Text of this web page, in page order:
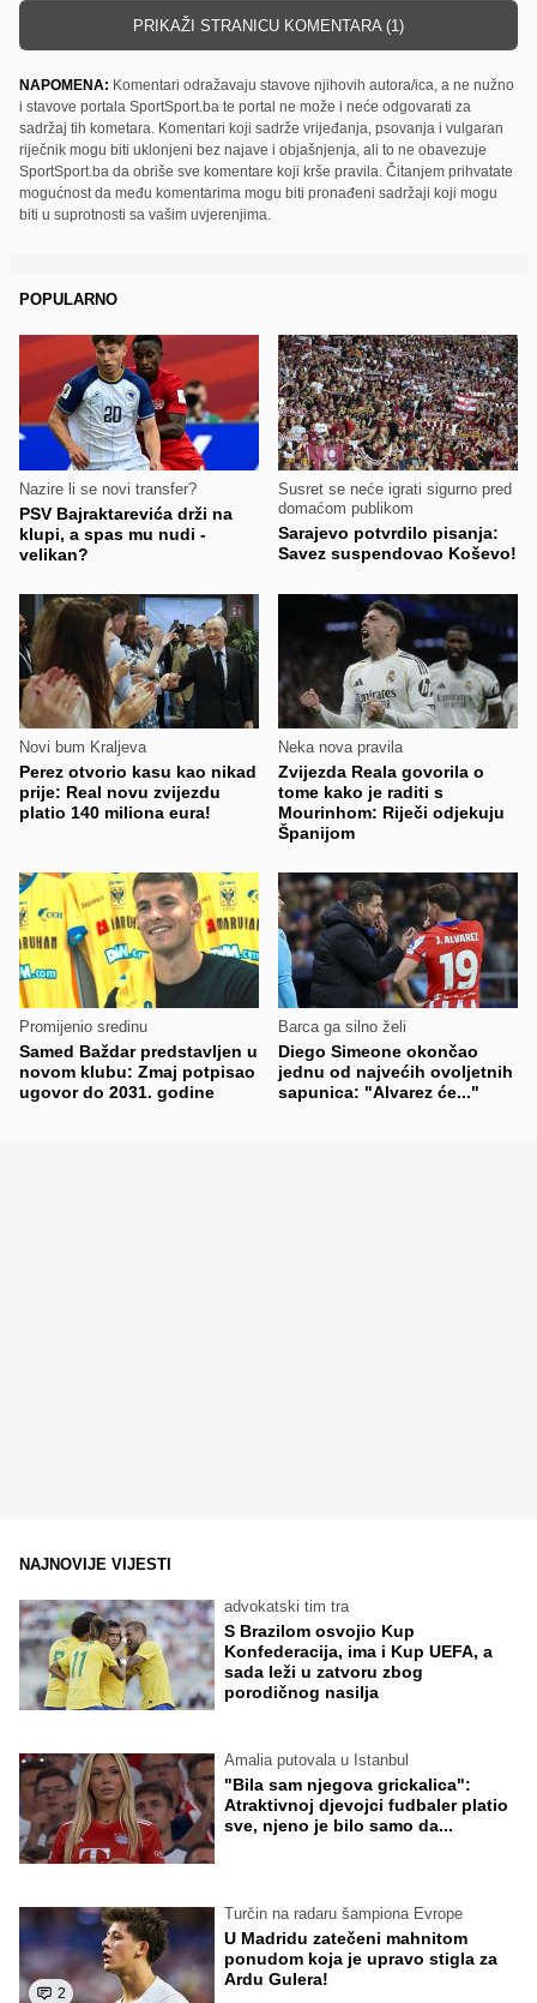
PRIKAŽI STRANICU KOMENTARA (1)
NAPOMENA: Komentari odražavaju stavove njihovih autora/ica, a ne nužno
i stavove portala SportSport.ba te portal ne može i neće odgovarati za
sadržaj tih kometara. Komentari koji sadrže vrijeđanja, psovanja i vulgaran
riječnik mogu biti uklonjeni bez najave i objašnjenja, ali to ne obavezuje
SportSport.ba da obriše sve komentare koji krše pravila. Čitanjem prihvatate
mogućnost da među komentarima mogu biti pronađeni sadržaji koji mogu
biti u suprotnosti sa vašim uvjerenjima.
POPULARNO
Nazire li se novi transfer?
PSV Bajraktarevića drži na
klupi, a spas mu nudi -
velikan?
Susret se neće igrati sigurno pred
domaćom publikom
Sarajevo potvrdilo pisanja:
Savez suspendovao Koševo!
Novi bum Kraljeva
Perez otvorio kasu kao nikad
prije: Real novu zvijezdu
platio 140 miliona eura!
Neka nova pravila
Zvijezda Reala govorila o
tome kako je raditi s
Mourinhom: Riječi odjekuju
Španijom
Promijenio sredinu
Samed Baždar predstavljen u
novom klubu: Zmaj potpisao
ugovor do 2031. godine
Barca ga silno želi
Diego Simeone okončao
jednu od najvećih ovoljetnih
sapunica: "Alvarez će..."
NAJNOVIJE VIJESTI
advokatski tim tra
S Brazilom osvojio Kup
Konfederacija, ima i Kup UEFA, a
sada leži u zatvoru zbog
porodičnog nasilja
Amalia putovala u Istanbul
"Bila sam njegova grickalica":
Atraktivnoj djevojci fudbaler platio
sve, njeno je bilo samo da...
2
Turčin na radaru šampiona Evrope
U Madridu zatečeni mahnitom
ponudom koja je upravo stigla za
Ardu Gulera!